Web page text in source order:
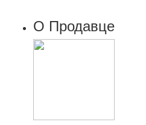
О Продавце